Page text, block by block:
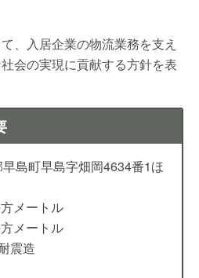
、入居企業の物流業務を支え
会の実現に貢献する方針を表
島町早島字畑岡4634番1ほ
メートル
メートル
震造